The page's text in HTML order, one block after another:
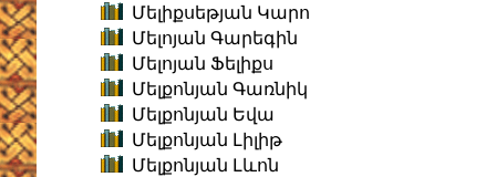
Մելիքսեթյան Կարո
Մելոյան Գարեգին
Մելոյան Ֆելիքս
Մելքոնյան Գառնիկ
Մելքոնյան Եվա
Մելքոնյան Լիլիթ
Մելքոնյան Լևոն